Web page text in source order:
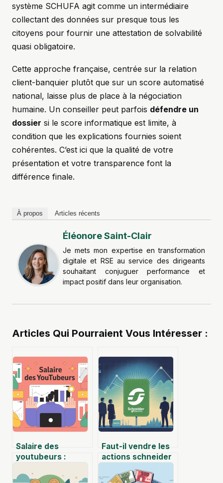
système SCHUFA agit comme un intermédiaire
collectant des données sur presque tous les
citoyens pour fournir une attestation de solvabilité
quasi obligatoire.
Cette approche française, centrée sur la relation
client-banquier plutôt que sur un score automatisé
national, laisse plus de place à la négociation
humaine. Un conseiller peut parfois défendre un
dossier si le score informatique est limite, à
condition que les explications fournies soient
cohérentes. C’est ici que la qualité de votre
présentation et votre transparence font la
différence finale.
À propos Articles récents
Éléonore Saint-Clair
Je mets mon expertise en transformation
digitale et RSE au service des dirigeants
souhaitant conjuguer performance et
impact positif dans leur organisation.
Articles Qui Pourraient Vous Intéresser :
Salaire des
youtubeurs :
et calcul des gains
Faut-il vendre les
actions schneider
maintenant ou
encore patienter ?